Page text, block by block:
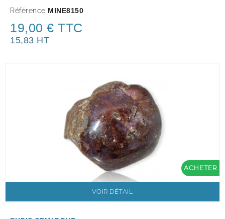
Référence MINE8150
19,00 € TTC
15,83 HT
ACHETER
VOIR DÉTAIL